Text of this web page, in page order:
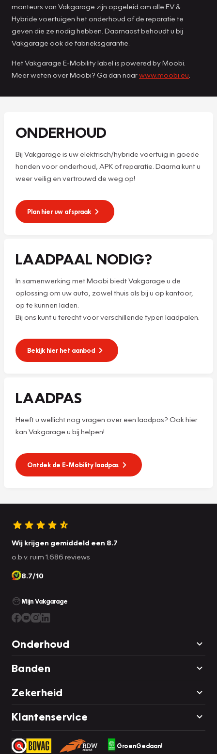
monteurs van Vakgarage zijn opgeleid om alle EV &
Hybride voertuigen het onderhoud of de reparatie te
geven die ze nodig hebben. Daarnaast behoudt u bij
Vakgarage ook de fabrieksgarantie.
Het Vakgarage E-Mobility label is powered by Moobi.
Meer weten over Moobi? Ga dan naarwww.moobi.eu
ONDERHOUD
Bij Vakgarage is uw elektrisch/hybride voertuig in goede
handen voor onderhoud, APK of reparatie. Daarna kunt u
weer veilig en vertrouwd de weg op!
Plan hier uw afspraak
LAADPAAL NODIG?
In samenwerking met Moobi biedt Vakgarage u de
oplossing om uw auto, zowel thuis als bij u op kantoor,
op te kunnen laden.
Bij ons kunt u terecht voor verschillende typen laadpalen.
Bekijk hier het aanbod
LAADPAS
Heeft u wellicht nog vragen over een laadpas? Ook hier
kan Vakgarage u bij helpen!
Ontdek de E-Mobility laadpas
Wij krijgen gemiddeld een 8.7
o.b.v. ruim 1.686 reviews
8.7/10
Mijn Vakgarage
Onderhoud
Banden
Zekerheid
Klantenservice
GroenGedaan!